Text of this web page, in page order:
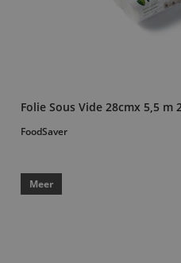
Folie Sous Vide 28cmx 5,5 m
FoodSaver
Meer